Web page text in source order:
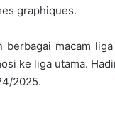
graphiques.
macam
ke liga utama.
2025.